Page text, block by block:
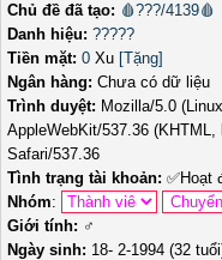
Chủ đề đã tạo: 🩸???/4139🩸
Danh hiệu: ?????
Tiền mặt: 0 Xu [Tặng]
Ngân hàng: Chưa có dữ liệu
Trình duyệt: Mozilla/5.0
AppleWebKit/537.36
Safari/537.36
Tình trạng tài khoản: ✅Hoạt
Nhóm:
Giới tính: ♂️
Ngày sinh: 18- 2-1994 (32